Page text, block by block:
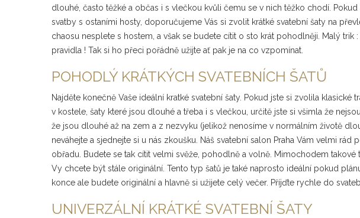
dlouhé, často těžké a občas i s vlečkou kvůli čemu se v nich těžko chodí.
svatby s ostaními hosty, doporučujeme Vás si zvolit krátké svatební šaty na
chaosu nesplete s hostem, a však se budete cítit o sto krát pohodlněji. Malý
pravidla ! Tak si ho přeci pořádně užijte ať pak je na co vzpomínat.
POHODLÝ KRÁTKÝCH SVATEBNÍCH ŠATŮ
Najděte konečně Vaše ideální kratké svatební šaty. Pokud jste si zvolila
v kostele, šaty které jsou dlouhé a třeba i s vlečkou, určitě jste si všimla že
že jsou dlouhé až na zem a z nezvyku (jelikož nenosíme v normálním životě
neváhejte a sjednejte si u nás zkoušku. Náš svatební salon Praha Vám velmi
obřadu. Budete se tak cítit velmi svěže, pohodlně a volně. Mimochodem
Vy chcete být stále originální. Tento typ šatů je také naprosto ideální pokud
konce ale budete originální a hlavně si užijete celý večer. Příjďte rychle do
UNIVERZÁLNÍ KRÁTKÉ SVATEBNÍ ŠATY